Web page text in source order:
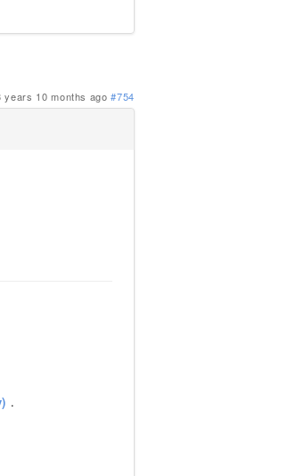
years 10 months ago #754
.